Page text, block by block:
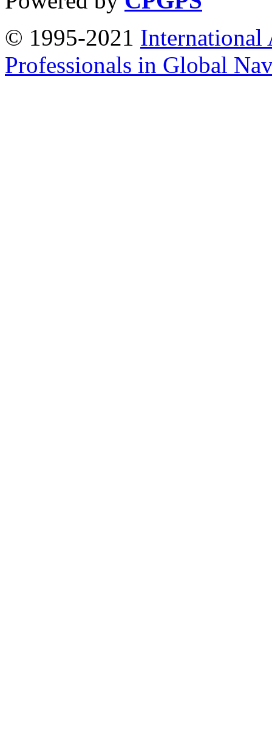
© 1995-2021 International
Professionals in Global